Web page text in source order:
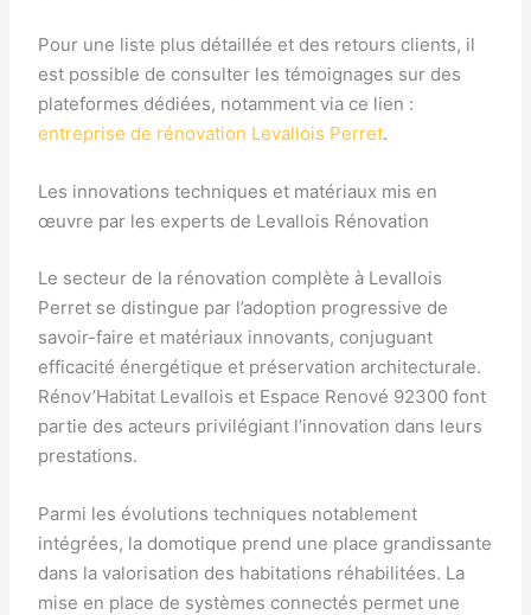
Pour une liste plus détaillée et des retours clients, il
est possible de consulter les témoignages sur des
plateformes dédiées, notamment via ce lien :
entreprise de rénovation Levallois Perret.
Les innovations techniques et matériaux mis en
œuvre par les experts de Levallois Rénovation
Le secteur de la rénovation complète à Levallois
Perret se distingue par l’adoption progressive de
savoir-faire et matériaux innovants, conjuguant
efficacité énergétique et préservation architecturale.
Rénov’Habitat Levallois et Espace Renové 92300 font
partie des acteurs privilégiant l’innovation dans leurs
prestations.
Parmi les évolutions techniques notablement
intégrées, la domotique prend une place grandissante
dans la valorisation des habitations réhabilitées. La
mise en place de systèmes connectés permet une